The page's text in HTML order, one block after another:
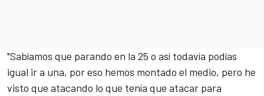
"Sabíamos que parando en la 25 o así todavía podías
igual ir a una, por eso hemos montado el medio, pero he
visto que atacando lo que tenía que atacar para